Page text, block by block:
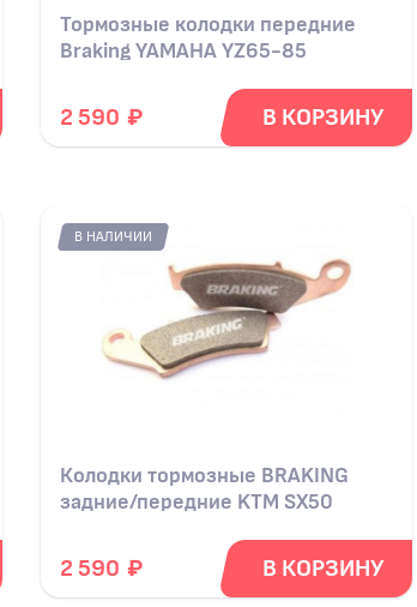
Тормозные колодки передние
Braking YAMAHA YZ65-85
2 590 ₽ В КОРЗИНУ
В НАЛИЧИИ
Колодки тормозные BRAKING
задние/передние KTM SX50
2 590 ₽ В КОРЗИНУ